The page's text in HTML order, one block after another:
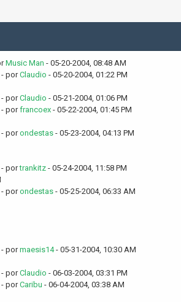
Music Man - 05-20-2004, 08:48 AM
- porClaudio - 05-20-2004, 01:22 PM
- porClaudio - 05-21-2004, 01:06 PM
- porfrancoex- 05-22-2004, 01:45 PM
- porondestas- 05-23-2004, 04:13 PM
- portrankitz- 05-24-2004, 11:58 PM
- porondestas- 05-25-2004, 06:33 AM
- pormaesis14- 05-31-2004, 10:30 AM
- porClaudio - 06-03-2004, 03:31 PM
- porCaribu - 06-04-2004, 03:38 AM